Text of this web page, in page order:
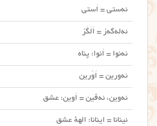
ئه‌ستی = اَستی
ئه‌له‌گه‌ز = اَلَگَز
ئه‌نوا = اَنوا: پناه
ئه‌ورین = اَوْرین
ئه‌وین، ئه‌ڤین = اَوین: عشق
ئینانا = اینانا: الههٔ عشق